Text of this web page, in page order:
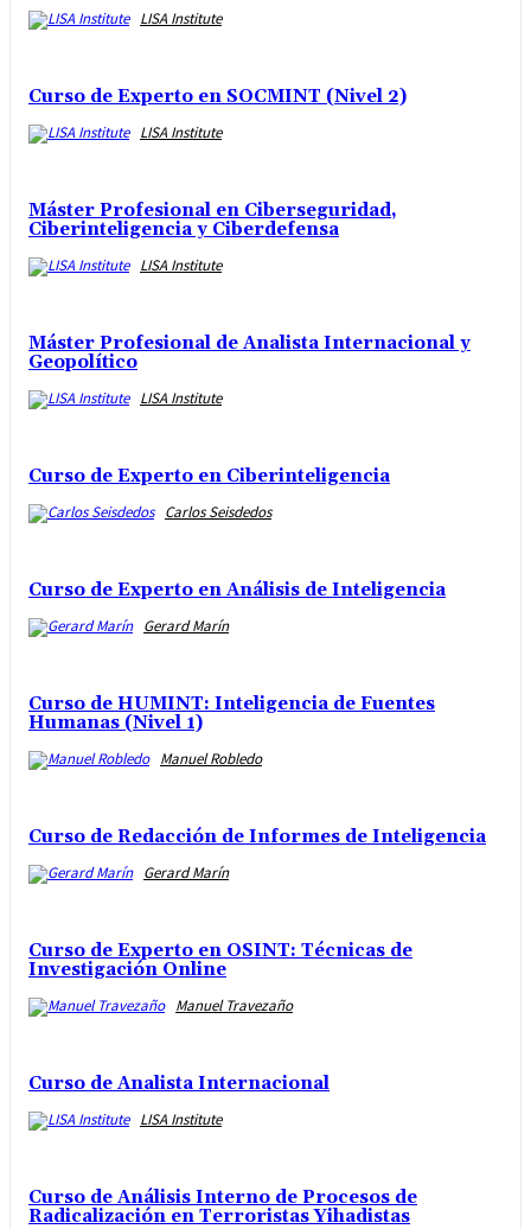
LISA Institute
Curso de Experto en SOCMINT (Nivel 2)
LISA Institute
Máster Profesional en Ciberseguridad,
Ciberinteligencia y Ciberdefensa
LISA Institute
Máster Profesional de Analista Internacional y
Geopolítico
LISA Institute
Curso de Experto en Ciberinteligencia
Carlos Seisdedos
Curso de Experto en Análisis de Inteligencia
Gerard Marín
Curso de HUMINT: Inteligencia de Fuentes
Humanas (Nivel 1)
Manuel Robledo
Curso de Redacción de Informes de Inteligencia
Gerard Marín
Curso de Experto en OSINT: Técnicas de
Investigación Online
Manuel Travezaño
Curso de Analista Internacional
LISA Institute
Curso de Análisis Interno de Procesos de
Radicalización en Terroristas Yihadistas